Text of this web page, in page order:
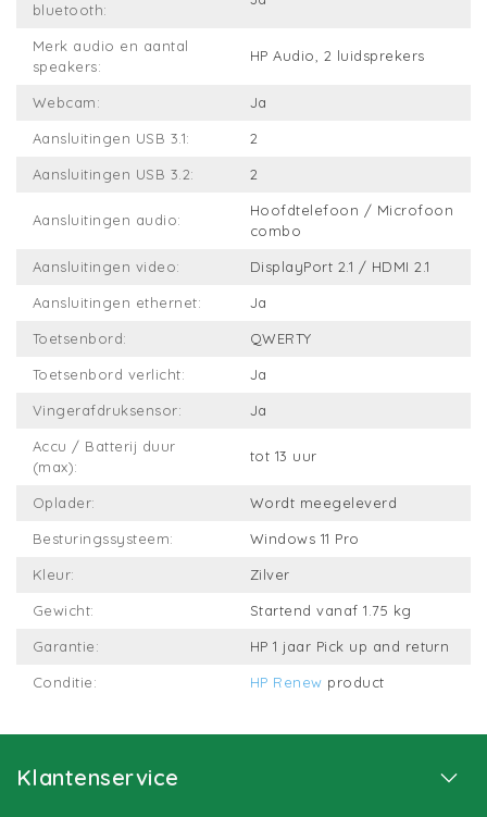
bluetooth:
Merk audio en aantal
speakers:
HP Audio, 2 luidsprekers
Webcam: Ja
Aansluitingen USB 3.1: 2
Aansluitingen USB 3.2: 2
Aansluitingen audio:
Hoofdtelefoon / Microfoon
combo
Aansluitingen video: DisplayPort 2.1 / HDMI 2.1
Aansluitingen ethernet: Ja
Toetsenbord: QWERTY
Toetsenbord verlicht: Ja
Vingerafdruksensor: Ja
Accu / Batterij duur
(max):
tot 13 uur
Oplader: Wordt meegeleverd
Besturingssysteem: Windows 11 Pro
Kleur: Zilver
Gewicht: Startend vanaf 1.75 kg
Garantie: HP 1 jaar Pick up and return
Conditie: HP Renew product
Klantenservice